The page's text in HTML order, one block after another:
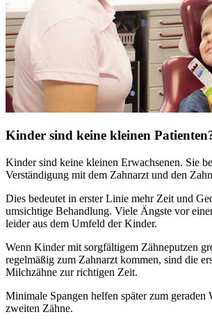
Kinder sind keine kleinen
Kinder sind keine kleinen Erwachsenen. Sie
Verständigung mit dem Zahnarzt und den
Dies bedeutet in erster Linie mehr Zeit und
umsichtige Behandlung. Viele Ängste vor
leider aus dem Umfeld der Kinder.
Wenn Kinder mit sorgfältigem Zähneputzen
regelmäßig zum Zahnarzt kommen, sind die
Milchzähne zur richtigen Zeit.
Minimale Spangen helfen später zum geraden
zweiten Zähne.